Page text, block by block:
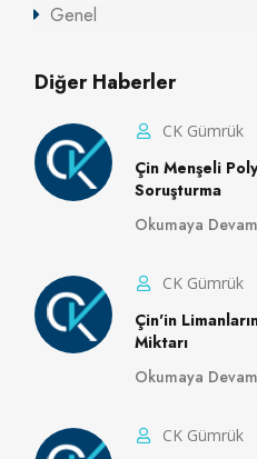
Genel
Diğer Haberler
CK Gümrük
Çin Menşeli
Soruşturma
Okumaya
CK Gümrük
Çin'in
Miktarı
Okumaya
CK Gümrük